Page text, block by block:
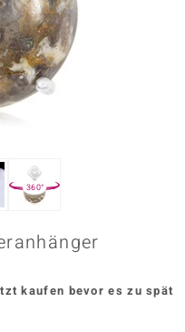
360°
kaufen bevor es zu spät